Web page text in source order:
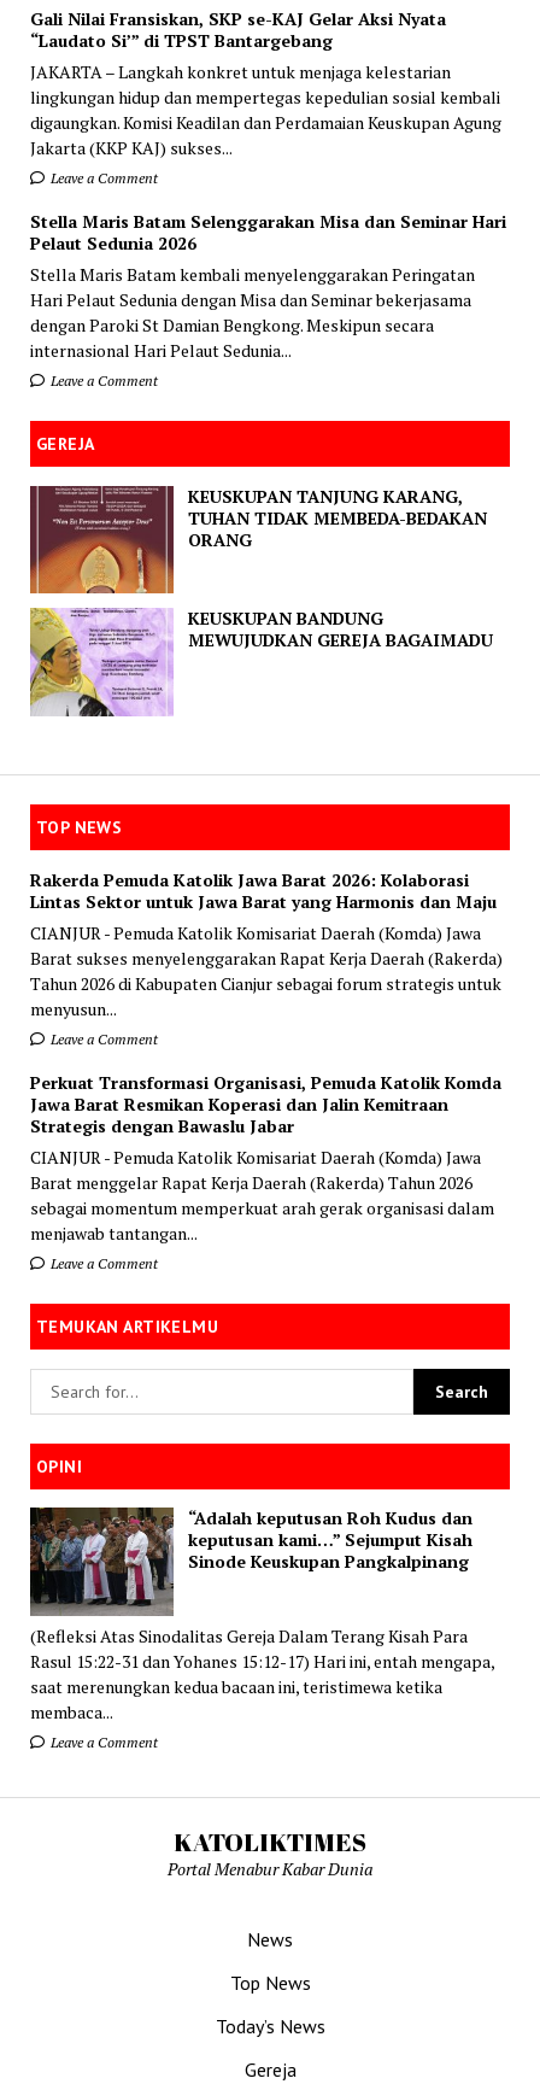
Gali Nilai Fransiskan, SKP se-KAJ Gelar Aksi Nyata
“Laudato Si’” di TPST Bantargebang
JAKARTA – Langkah konkret untuk menjaga kelestarian
lingkungan hidup dan mempertegas kepedulian sosial kembali
digaungkan. Komisi Keadilan dan Perdamaian Keuskupan Agung
Jakarta (KKP KAJ) sukses...
Leave a Comment
Stella Maris Batam Selenggarakan Misa dan Seminar Hari
Pelaut Sedunia 2026
Stella Maris Batam kembali menyelenggarakan Peringatan
Hari Pelaut Sedunia dengan Misa dan Seminar bekerjasama
dengan Paroki St Damian Bengkong. Meskipun secara
internasional Hari Pelaut Sedunia...
Leave a Comment
GEREJA
KEUSKUPAN TANJUNG KARANG,
TUHAN TIDAK MEMBEDA-BEDAKAN
ORANG
KEUSKUPAN BANDUNG
MEWUJUDKAN GEREJA BAGAIMADU
TOP NEWS
Rakerda Pemuda Katolik Jawa Barat 2026: Kolaborasi
Lintas Sektor untuk Jawa Barat yang Harmonis dan Maju
CIANJUR - Pemuda Katolik Komisariat Daerah (Komda) Jawa
Barat sukses menyelenggarakan Rapat Kerja Daerah (Rakerda)
Tahun 2026 di Kabupaten Cianjur sebagai forum strategis untuk
menyusun...
Leave a Comment
Perkuat Transformasi Organisasi, Pemuda Katolik Komda
Jawa Barat Resmikan Koperasi dan Jalin Kemitraan
Strategis dengan Bawaslu Jabar
CIANJUR - Pemuda Katolik Komisariat Daerah (Komda) Jawa
Barat menggelar Rapat Kerja Daerah (Rakerda) Tahun 2026
sebagai momentum memperkuat arah gerak organisasi dalam
menjawab tantangan...
Leave a Comment
TEMUKAN ARTIKELMU
OPINI
“Adalah keputusan Roh Kudus dan
keputusan kami…” Sejumput Kisah
Sinode Keuskupan Pangkalpinang
(Refleksi Atas Sinodalitas Gereja Dalam Terang Kisah Para
Rasul 15:22-31 dan Yohanes 15:12-17) Hari ini, entah mengapa,
saat merenungkan kedua bacaan ini, teristimewa ketika
membaca...
Leave a Comment
KATOLIKTIMES
Portal Menabur Kabar Dunia
News
Top News
Today’s News
Gereja